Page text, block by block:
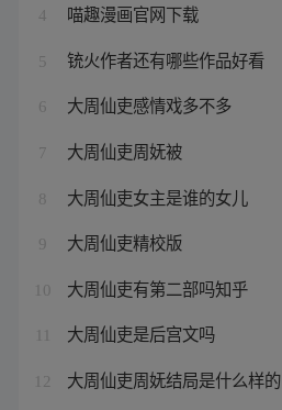
4 喵趣漫画官网下载
5 铳火作者还有哪些作品好看
6 大周仙吏感情戏多不多
7 大周仙吏周妩被
8 大周仙吏女主是谁的女儿
9 大周仙吏精校版
10 大周仙吏有第二部吗知乎
大周仙吏是后宫文吗
12 大周仙吏周妩结局是什么样的